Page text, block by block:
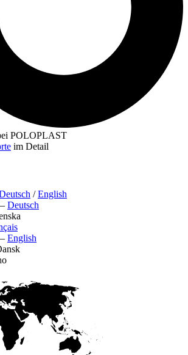
POLOPLAST
im Detail
/English
Deutsch
English